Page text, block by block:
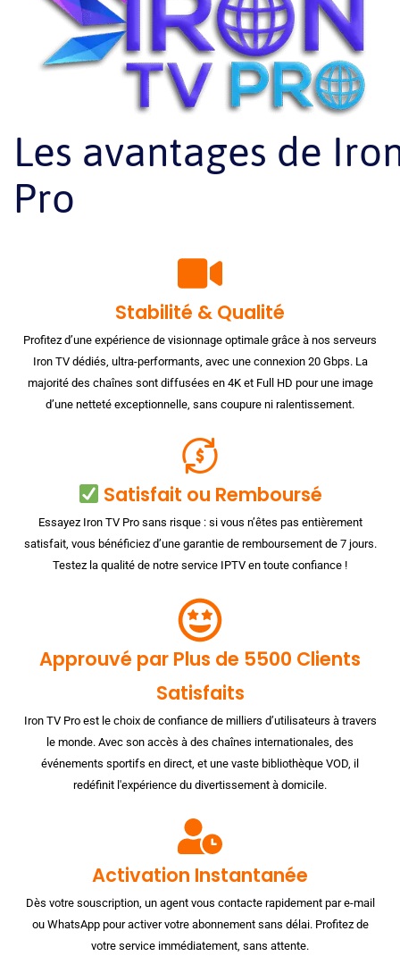
Les avantages de
Pro
Stabilité & Qualité
Profitez d’une expérience de visionnage optimale grâce à nos serveurs
Iron TV dédiés, ultra-performants, avec une connexion 20 Gbps. La
majorité des chaînes sont diffusées en 4K et Full HD pour une image
d’une netteté exceptionnelle, sans coupure ni ralentissement.
Satisfait ou Remboursé
Essayez Iron TV Pro sans risque : si vous n’êtes pas entièrement
satisfait, vous bénéficiez d’une garantie de remboursement de 7 jours.
Testez la qualité de notre service IPTV en toute confiance !
Approuvé par Plus de 5500 Clients
Satisfaits
Iron TV Pro est le choix de confiance de milliers d’utilisateurs à travers
le monde. Avec son accès à des chaînes internationales, des
événements sportifs en direct, et une vaste bibliothèque VOD, il
redéfinit l'expérience du divertissement à domicile.
Activation Instantanée
Dès votre souscription, un agent vous contacte rapidement par e-mail
ou WhatsApp pour activer votre abonnement sans délai. Profitez de
votre service immédiatement, sans attente.